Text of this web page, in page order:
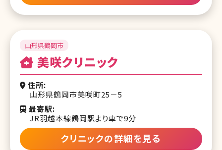
山形県鶴岡市
美咲クリニック
住所
山形県鶴岡市美咲町25－5
最寄駅
JR羽越本線鶴岡駅より車で9分
クリニックの詳細を見る